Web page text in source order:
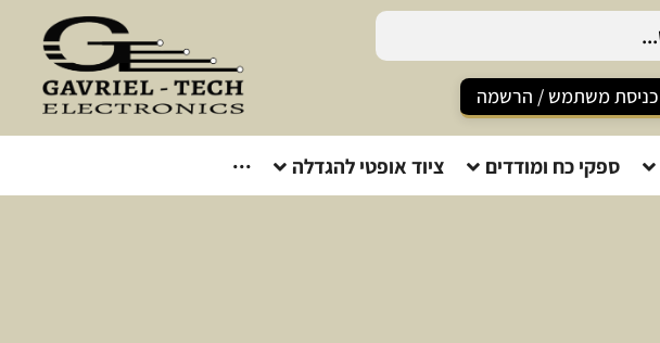
כניסת משתמש / הרשמה
ספקי כח ומודדים ציוד אופטי להגדלה ···